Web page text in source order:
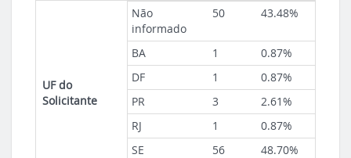
UF do
Solicitante
Não
informado
50 43.48%
BA 1
0.87%
DF
1
0.87%
PR
3
2.61%
RJ
1
0.87%
SE
56
48.70%